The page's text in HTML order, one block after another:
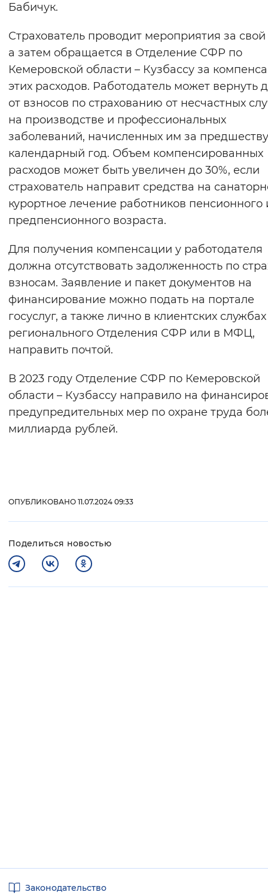
Бабичук.
Страхователь проводит мероприятия за свой
а затем обращается в Отделение СФР по
Кемеровской области – Кузбассу за
этих расходов. Работодатель может вернуть
от взносов по страхованию от несчастных
на производстве и профессиональных
заболеваний, начисленных им за
календарный год. Объем компенсированных
расходов может быть увеличен до 30%, если
страхователь направит средства на
курортное лечение работников пенсионного
предпенсионного возраста.
Для получения компенсации у работодателя
должна отсутствовать задолженность по
взносам. Заявление и пакет документов на
финансирование можно подать на портале
госуслуг, а также лично в клиентских службах
регионального Отделения СФР или в МФЦ,
направить почтой.
В 2023 году Отделение СФР по Кемеровской
области – Кузбассу направило на
предупредительных мер по охране труда
миллиарда рублей.
ОПУБЛИКОВАНО 11.07.2024 09:33
Поделиться новостью
Законодательство